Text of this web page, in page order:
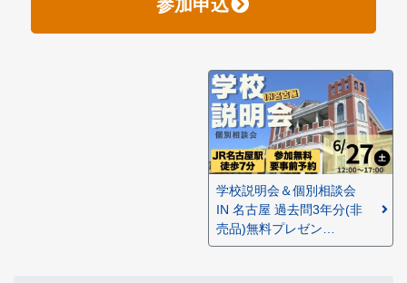
参加申込
学校説明会＆個別相談会
IN 名古屋 過去問3年分(非
売品)無料プレゼン…